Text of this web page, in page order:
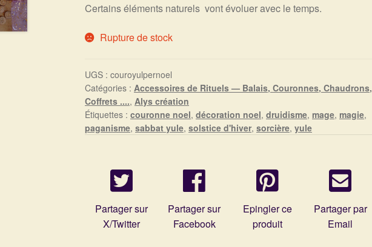
Certains éléments naturels vont évoluer avec le temps.
Rupture de stock
UGS :couroyulpernoel
Catégories :Accessoires de Rituels — Balais, Couronnes, Chaudrons,
Coffrets ....,Alys création
Étiquettes :couronne noel,décoration noel,druidisme, mage, magie,
paganisme,sabbat yule,solstice d'hiver,sorcière,yule
Partager sur
X/Twitter
Partager sur
Facebook
Epingler ce
produit
Partager par
Email